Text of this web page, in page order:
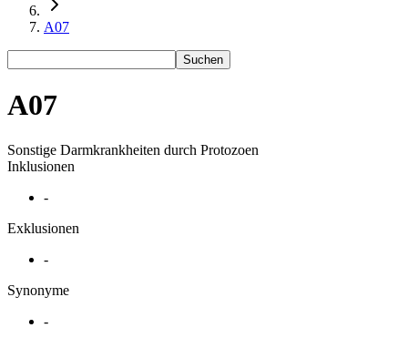
A07
Suchen
A07
Sonstige Darmkrankheiten durch Protozoen
Inklusionen
-
Exklusionen
-
Synonyme
-